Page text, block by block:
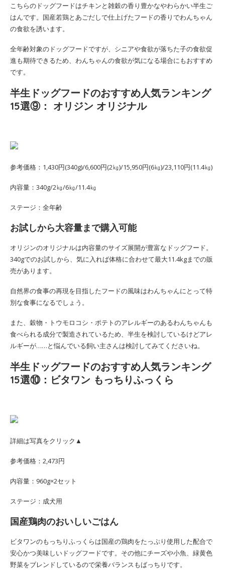
こちらのドッグフードはチキンと雑穀の香り豊かなやわらかい半生ご
はんです。国産若鶏とあごだしで仕上げたフードの香りでわんちゃん
の食欲を誘います。
全年齢対象のドッグフードですが、シニアや食欲が落ちた子の食欲促
進も期待できるため、わんちゃんの食欲が気になる場合にもおすすめ
です。
半生ドッグフードのおすすめ人気ランキング
15選⑨： オリジン オリジナル
参考価格：1,430円(340g)/6,600円(2㎏)/15,950円(6㎏)/23,110円(11.4㎏)
内容量：340g/2㎏/6㎏/11.4㎏
ステージ：全年齢
お試しから大容量まで購入可能
オリジンのオリジナルは内容量のサイズ展開が豊富なドッグフード。
340gでのお試しから、気に入れば体格に合わせて最大11.4kgまでの販
売があります。
自然界の食事の再現を目指したフードの風味はわんちゃんにとって特
別な食事になるでしょう。
また、穀物・トウモロコシ・ポテトのアレルギーのあるわんちゃんも
食べられる成分で製造されているため、半生を検討しているけどアレ
ルギーが……と悩んでいる飼い主さんは検討してみてくださいね。
半生ドッグフードのおすすめ人気ランキング
15選⑩：ビタワン もっちりふっくら
詳細は写真をクリック▲
参考価格：2,473円
内容量：960g×2セット
ステージ：成犬用
国産鶏肉のおいしいごはん
ビタワンのもっちりふっくらは国産の鶏肉をたっぷり使用した配合で
安心かつ美味しいドッグフードです。その他にチーズや小魚、緑黄色
野菜をブレンドしているので栄養バランスもばっちりです。